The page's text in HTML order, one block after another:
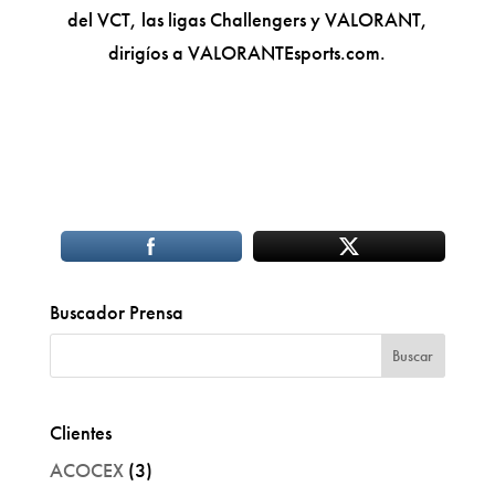
del VCT, las ligas Challengers y VALORANT,
dirigíos a VALORANTEsports.com.
Buscador Prensa
Clientes
ACOCEX(3)